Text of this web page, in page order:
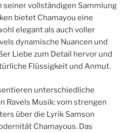
seiner vollständigen Sammlung
bietet Chamayou eine
elegant als auch voller
dynamische Nuancen und
Liebe zum Detail hervor und
Flüssigkeit und Anmut.
unterschiedliche
Ravels Musik: vom strengen
über die Lyrik Samson
Chamayous. Das